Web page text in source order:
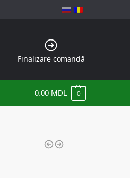
Finalizare comandă
0.00 MDL 0